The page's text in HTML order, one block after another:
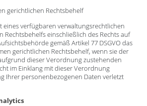
gerichtlichen Rechtsbehelf
eines verfügbaren verwaltungsrechtlichen
Rechtsbehelfs einschließlich des Rechts auf
gemäß Artikel 77 DSGVO das
gerichtlichen Rechtsbehelf, wenn sie der
dieser Verordnung zustehenden
im Einklang mit dieser Verordnung
Ihrer personenbezogenen Daten verletzt